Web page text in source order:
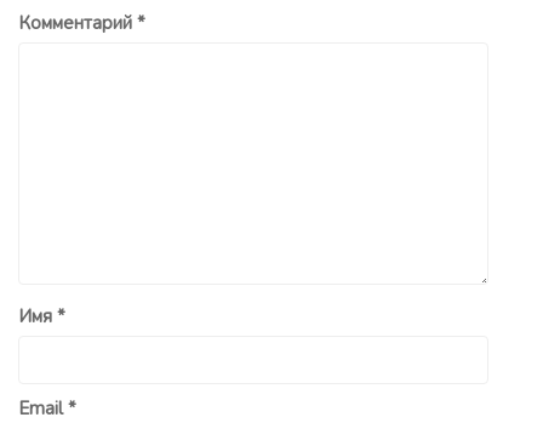
Комментарий *
Имя *
Email*